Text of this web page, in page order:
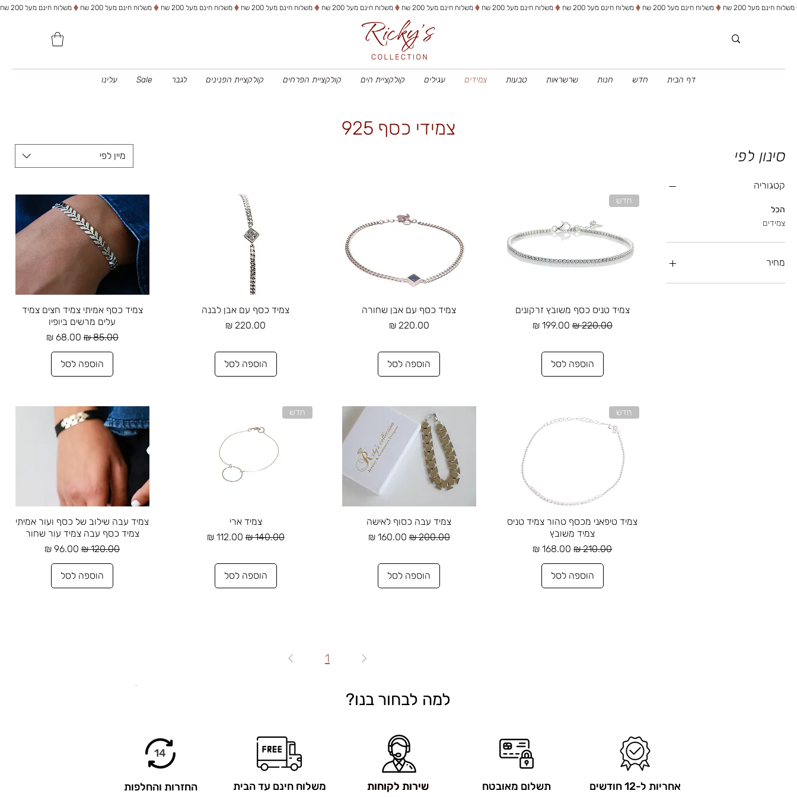
משלוח חינם מעל 200 שח
דף הבית חדש חנות שרשראות טבעות צמידים עגילים קולקציית הים קולקציית הפרחים קולקציית הפנינים לגבר Sale עלינו
סינון לפי
קטגוריה
הכל
צמידים
מחיר
מיין לפי
תצוגה מהירה
חדש
צמיד טניס כסף משובץ זרקונים
מחיר רגיל‏220.00 ‏₪ מחיר מבצע
הוספה לסל
תצוגה מהירה
צמיד כסף עם אבן שחורה
מחיר
הוספה לסל
תצוגה מהירה
צמיד כסף עם אבן לבנה
מחיר
הוספה לסל
תצוגה מהירה
צמיד כסף אמיתי צמיד חצים צמיד
עלים מרשים ביופיו
מחיר רגיל‏85.00 ‏₪ מחיר מבצע
הוספה לסל
תצוגה מהירה
חדש
צמיד טיפאני מכסף טהור צמיד טניס
צמיד משובץ
מחיר רגיל‏210.00 ‏₪ מחיר מבצע
הוספה לסל
תצוגה מהירה
צמיד עבה כסוף לאישה
מחיר רגיל‏200.00 ‏₪ מחיר מבצע
הוספה לסל
תצוגה מהירה
חדש
צמיד ארי
מחיר רגיל‏140.00 ‏₪ מחיר מבצע
הוספה לסל
תצוגה מהירה
צמיד עבה שילוב של כסף ועור אמיתי
צמיד כסף עבה צמיד עור שחור
מחיר רגיל‏120.00 ‏₪ מחיר מבצע
הוספה לסל
1
צמידי כסף 925
.
למה לבחור בנו?
14
החזרות והחלפות משלוח חינם עד הבית שירות לקוחות
שירות לקוחות תשלום מאובטח אחריות ל-12 חודשים